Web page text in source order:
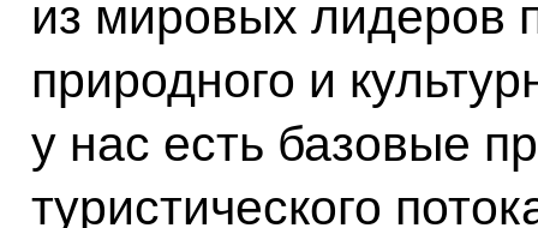
из мировых лидеров
природного и
у нас есть базовые
туристического